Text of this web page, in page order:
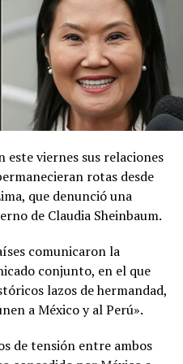
a la presencia del polvo
durante los próximos días,
mantenerse atenta a la
condiciones
llamado a consultar los
adoptar las medidas de
los efectos de este
entre las
complicaciones de salud.
este viernes sus relaciones
rotas desde
que denunció una
de Claudia Sheinbaum.
comunicaron la
conjunto, en el que
lazos de hermandad,
a México y al Perú».
de tensión entre ambos